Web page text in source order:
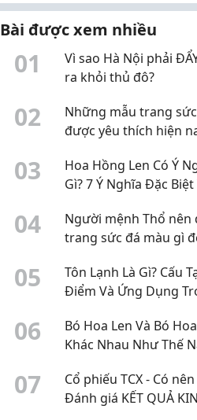
liệt
Bài được xem nhiều
01
Vì sao Hà Nội phải
ra khỏi thủ đô?
02
Những mẫu trang
được yêu thích hiện
03
Hoa Hồng Len Có Ý
Gì? 7 Ý Nghĩa Đặc Biệt
04
Người mệnh Thổ nên
trang sức đá màu gì
05
Tôn Lạnh Là Gì? Cấu
Điểm Và Ứng Dụng
06
Bó Hoa Len Và Bó
Khác Nhau Như Thế
07
Cổ phiếu TCX - Có
Đánh giá KẾT QUẢ